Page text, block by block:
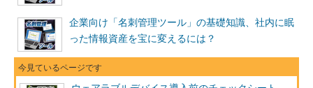
企業向け「名刺管理ツール」の基礎知識、社内に眠
った情報資産を宝に変えるには？